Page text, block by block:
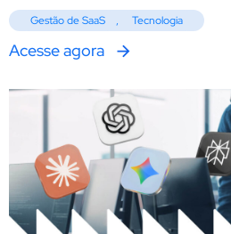
Gestão de SaaS
, Tecnologia
Acesse agora